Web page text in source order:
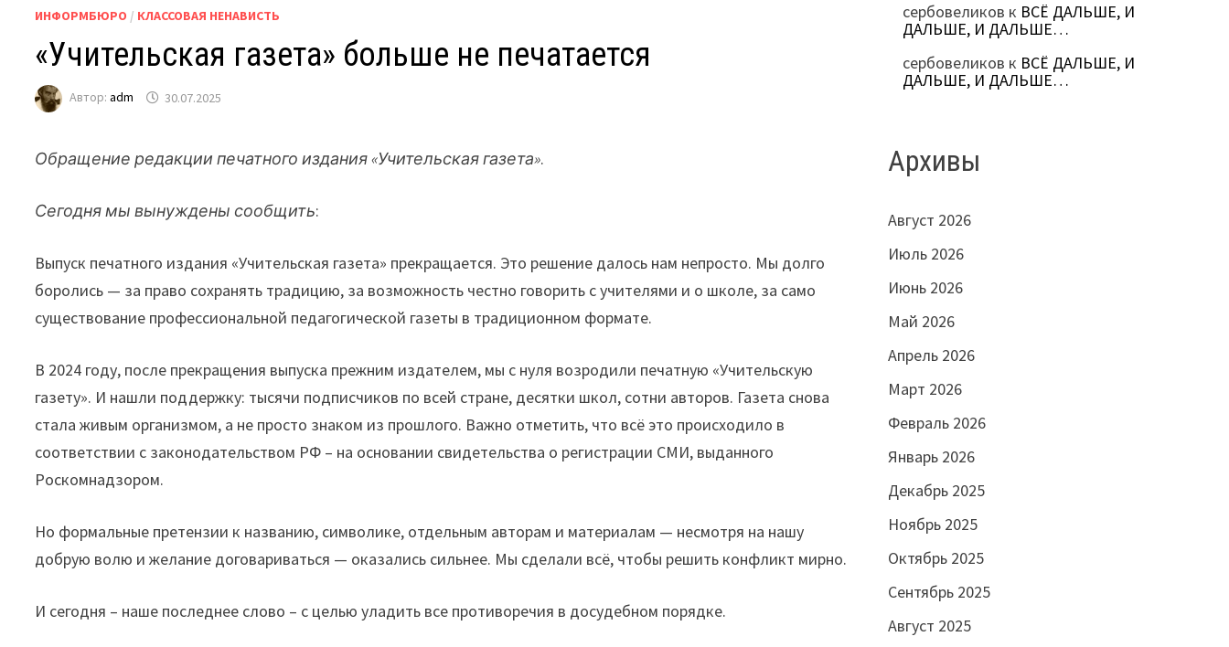
ИНФОРМБЮРО / КЛАССОВАЯ НЕНАВИСТЬ
«Учительская газета» больше не печатается
Автор:adm 30.07.2025
Обращение редакции печатного издания «Учительская газета».
Сегодня мы вынуждены сообщить:
Выпуск печатного издания «Учительская газета» прекращается. Это решение далось нам непросто. Мы долго
боролись — за право сохранять традицию, за возможность честно говорить с учителями и о школе, за само
существование профессиональной педагогической газеты в традиционном формате.
В 2024 году, после прекращения выпуска прежним издателем, мы с нуля возродили печатную «Учительскую
газету». И нашли поддержку: тысячи подписчиков по всей стране, десятки школ, сотни авторов. Газета снова
стала живым организмом, а не просто знаком из прошлого. Важно отметить, что всё это происходило в
соответствии с законодательством РФ – на основании свидетельства о регистрации СМИ, выданного
Роскомнадзором.
Но формальные претензии к названию, символике, отдельным авторам и материалам — несмотря на нашу
добрую волю и желание договариваться — оказались сильнее. Мы сделали всё, чтобы решить конфликт мирно.
И сегодня – наше последнее слово – с целью уладить все противоречия в досудебном порядке.
сербовеликов к ВСЁ ДАЛЬШЕ, И
ДАЛЬШЕ, И ДАЛЬШЕ…
сербовеликов к ВСЁ ДАЛЬШЕ, И
ДАЛЬШЕ, И ДАЛЬШЕ…
Архивы
Август 2026
Июль 2026
Июнь 2026
Май 2026
Апрель 2026
Март 2026
Февраль 2026
Январь 2026
Декабрь 2025
Ноябрь 2025
Октябрь 2025
Сентябрь 2025
Август 2025